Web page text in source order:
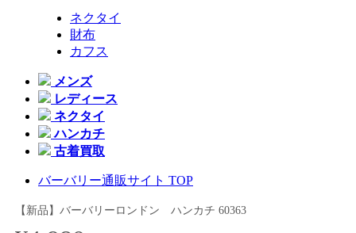
ネクタイ
財布
カフス
メンズ
レディース
ネクタイ
ハンカチ
古着買取
バーバリー通販サイト TOP
【新品】バーバリーロンドン ハンカチ 60363